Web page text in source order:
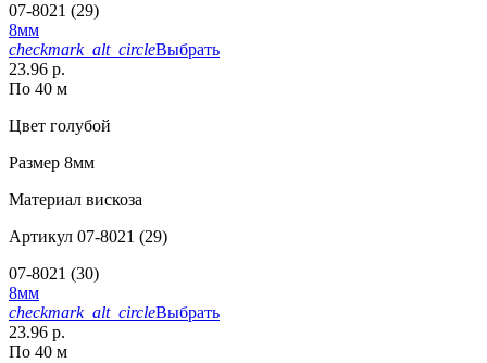
07-8021 (29)
8мм
checkmark_alt_circleВыбрать
23.96 р.
По 40 м
Цвет голубой
Размер 8мм
Материал вискоза
Артикул 07-8021 (29)
07-8021 (30)
8мм
checkmark_alt_circleВыбрать
23.96 р.
По 40 м